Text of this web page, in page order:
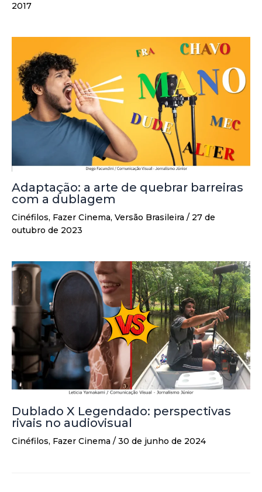
2017
Adaptação: a arte de quebrar barreiras
com a dublagem
Cinéfilos, Fazer Cinema, Versão Brasileira / 27 de
outubro de 2023
Dublado X Legendado: perspectivas
rivais no audiovisual
Cinéfilos, Fazer Cinema / 30 de junho de 2024